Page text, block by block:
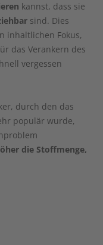
kannst, dass sie
sind. Dies
inhaltlichen Fokus,
das Verankern des
vergessen
durch den das
populär wurde,
die Stoffmenge,